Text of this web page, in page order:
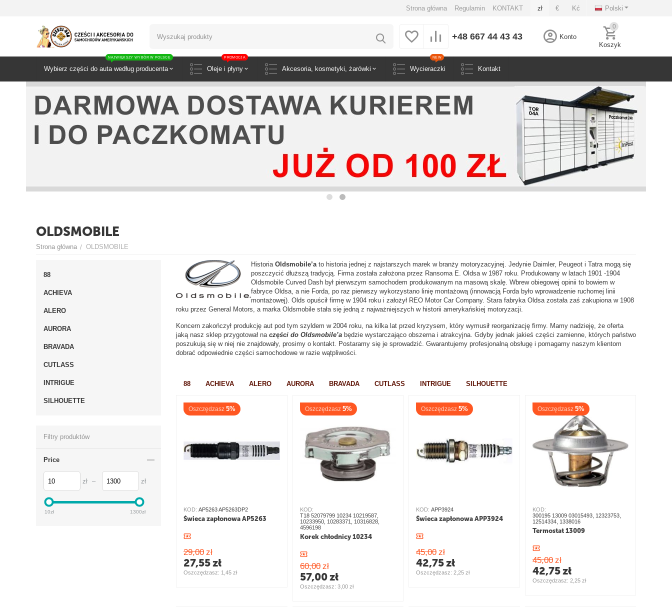
Polski
zł € Kć
Strona główna Regulamin KONTAKT
+48 667 44 43 43 Konto
0
Koszyk
Wybierz części do auta według producenta
NAJWIĘKSZY WYBÓR W POLSCE
Oleje i płyny
PROMOCJA
Akcesoria, kosmetyki, żarówki Wycieraczki
NEW
Kontakt
OLDSMOBILE
Strona główna / OLDSMOBILE
Historia Oldsmobile’ato historia jednej z najstarszych marek w branży motoryzacyjnej. Jedynie Daimler, Peugeot i Tatra mogą się
poszczycić dłuższą tradycją. Firma została założona przez Ransoma E. Oldsa w 1987 roku. Produkowany w latach 1901 -1904
Oldsmobile Curved Dash był pierwszym samochodem produkowanym na masową skalę. Wbrew obiegowej opinii to bowiem w
fabryce Oldsa, a nie Forda, po raz pierwszy wykorzystano linię montażową (innowacją Forda było wprowadzenie ruchomej linii
montażowej). Olds opuścił firmę w 1904 roku i założył REO Motor Car Company. Stara fabryka Oldsa została zaś zakupiona w 1908
roku przez General Motors, a marka Oldsmobile stała się jedną z najważniejszych w historii amerykańskiej motoryzacji.
Koncern zakończył produkcję aut pod tym szyldem w 2004 roku, na kilka lat przed kryzysem, który wymusił reorganizację firmy. Mamy nadzieję, że oferta
jaką nasz sklep przygotował na części do Oldsmobile’a będzie wystarczająco obszerna i atrakcyjna. Gdyby jednak jakieś części zamienne, których państwo
poszukują się w niej nie znajdowały, prosimy o kontakt. Postaramy się je sprowadzić. Gwarantujemy profesjonalną obsługę i pomagamy naszym klientom
dobrać odpowiednie części samochodowe w razie wątpliwości.
88 ACHIEVA ALERO AURORA BRAVADA CUTLASS INTRIGUE SILHOUETTE
Oszczędzasz 5%
KOD: AP5263 AP5263DP2
Świeca zapłonowa AP5263
29,00 zł
27,55zł
Oszczędzasz: 1,45 zł
Oszczędzasz 5%
KOD:
T18 52079799 10234 10219587,
10233950, 10283371, 10316828,
4596198
Korek chłodnicy 10234
60,00 zł
57,00zł
Oszczędzasz: 3,00 zł
Oszczędzasz 5%
KOD: APP3924
Świeca zapłonowa APP3924
45,00 zł
42,75zł
Oszczędzasz: 2,25 zł
Oszczędzasz 5%
KOD:
300195 13009 03015493, 12323753,
12514334, 1338016
Termostat 13009
45,00 zł
42,75zł
Oszczędzasz: 2,25 zł
88
ACHIEVA
ALERO
AURORA
BRAVADA
CUTLASS
INTRIGUE
SILHOUETTE
Filtry produktów
Price
zł – zł
10zł 1300zł